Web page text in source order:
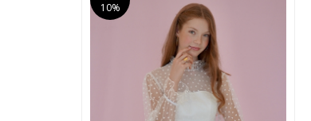
10%